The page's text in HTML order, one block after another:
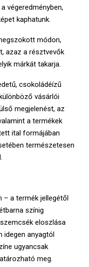
végeredményben,
kaphatunk.
módon,
azaz a résztvevők
márkát takarja.
csokoládéízű
vásárlói
megjelenést, az
a termékek
ital formájában
természetesen
– a termék jellegétől
színig
eloszlása
idegen anyagtól
ugyancsak
meg.